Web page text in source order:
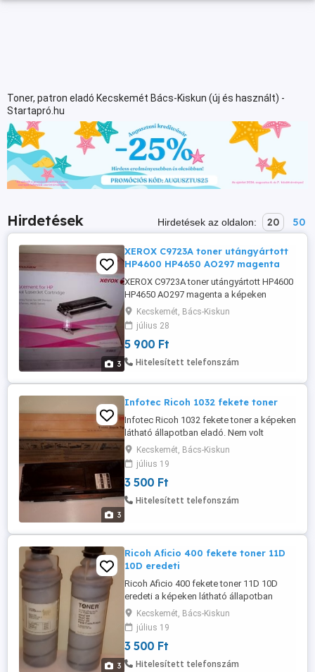
Toner, patron eladó Kecskemét Bács-Kiskun (új és használt) -
Startapró.hu
Hirdetések Hirdetések az oldalon: 20 50
3
XEROX C9723A toner utángyártott
HP4600 HP4650 AO297 magenta
XEROX C9723A toner utángyártott HP4600
HP4650 AO297 magenta a képeken
látható nem új állapotban eladó. Az ár
1db-ra vonatkozik! HP Color LaserJet
4600 HP Color LaserJet 4650
Kecskemét, Bács-Kiskun
július 28
5 900 Ft
Hitelesített telefonszám
3
Infotec Ricoh 1032 fekete toner
Infotec Ricoh 1032 fekete toner a képeken
látható állapotban eladó. Nem volt
használva, doboz bontott.
Kecskemét, Bács-Kiskun
július 19
3 500 Ft
Hitelesített telefonszám
3
Ricoh Aficio 400 fekete toner 11D
10D eredeti
Ricoh Aficio 400 fekete toner 11D 10D
eredeti a képeken látható állapotban
eladó. Több db van az ár 1db-ra
vonatkozik!
Kecskemét, Bács-Kiskun
július 19
3 500 Ft
Hitelesített telefonszám